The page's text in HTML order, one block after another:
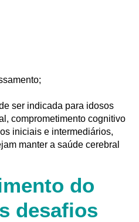
ser indicada para idosos
comprometimento cognitivo
iniciais e intermediários,
manter a saúde cerebral
do
desafios